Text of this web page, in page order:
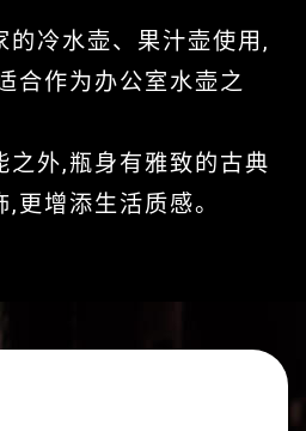
的冷水壶、果汁壶使用,
合作为办公室水壶之
之外,瓶身有雅致的古典
更增添生活质感。